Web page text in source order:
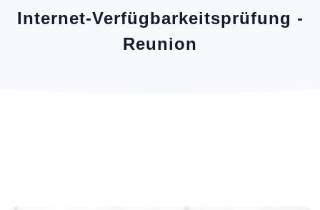
Internet-Verfügbarkeitsprüfung -
Reunion